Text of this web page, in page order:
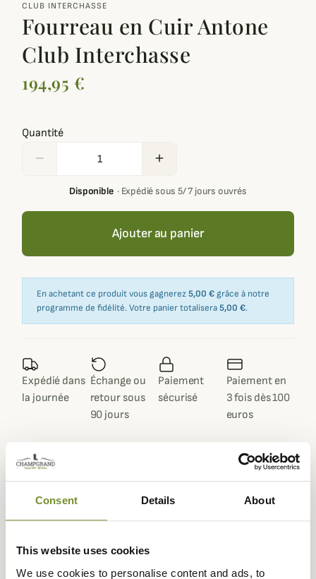
Consent Details About
This website uses cookies
We use cookies to personalise content and ads, to
CLUB INTERCHASSE
Fourreau en Cuir Antone
Club Interchasse
194,95 €
Quantité
remove add
Disponible· Expédié sous 5/ 7 jours ouvrés
Ajouter au panier
En achetant ce produit vous gagnerez5,00 € grâce à notre
programme de fidélité. Votre panier totalisera5,00 €.
Expédié dans
la journée
Échange ou
retour sous
90 jours
Paiement
sécurisé
Paiement en
3 fois dès 100
euros
Description
fourreau en cuir pour fusil Antone, parfait pour une
journée de chasse, il vous permettra d'emporter votre